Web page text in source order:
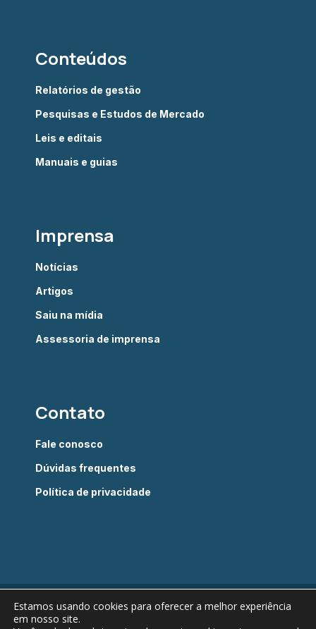
Conteúdos
Relatórios de gestão
Pesquisas e Estudos de Mercado
Leis e editais
Manuais e guias
Imprensa
Notícias
Artigos
Saiu na mídia
Assessoria de imprensa
Contato
Fale conosco
Dúvidas frequentes
Política de privacidade
Câmara Brasileira do Livro © 2022 - Todos os direitos
Estamos usando cookies para oferecer a melhor experiência
em nosso site.